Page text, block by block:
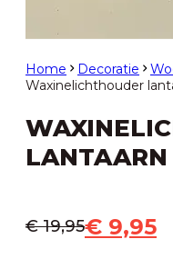
Home Decoratie
Waxinelichthouder
€19,95€ 9,95